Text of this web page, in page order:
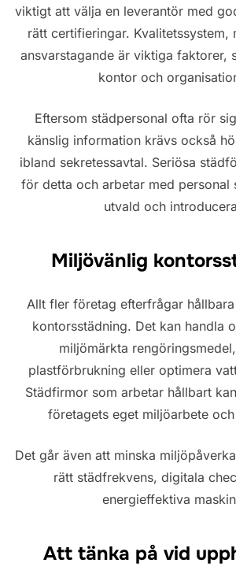
viktigt att välja en leverantör med
rätt certifieringar. Kvalitetssystem,
ansvarstagande är viktiga faktorer,
kontor och
Eftersom städpersonal ofta rör
känslig information krävs också
ibland sekretessavtal. Seriösa
för detta och arbetar med personal
utvald och
Miljövänlig
Allt fler företag efterfrågar
kontorsstädning. Det kan handla
miljömärkta
plastförbrukning eller optimera
Städfirmor som arbetar hållbart
företagets eget miljöarbete
Det går även att minska
rätt städfrekvens, digitala
energieffektiva
Att tänka på vid